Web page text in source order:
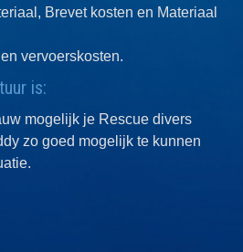
Brevet kosten en Materiaal
vervoerskosten.
is:
mogelijk je Rescue divers
zo goed mogelijk te kunnen